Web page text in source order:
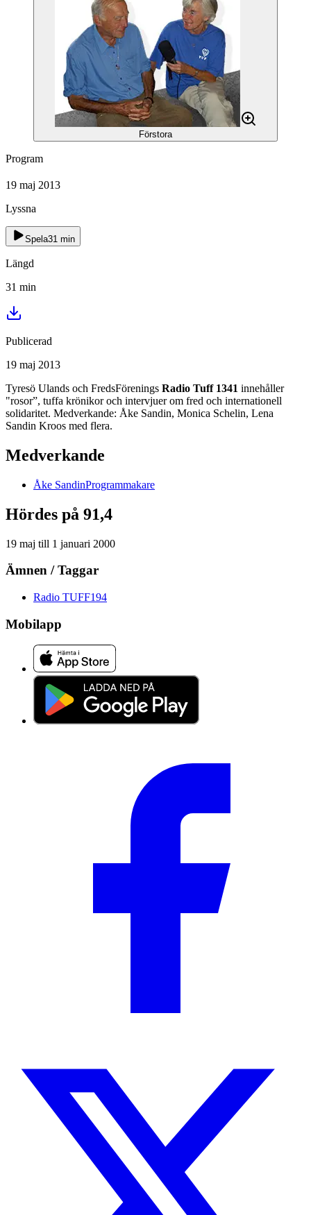
Förstora
Program
19 maj 2013
Lyssna
Spela31 min
Längd
31 min
Publicerad
19 maj 2013
Tyresö Ulands och FredsFörenings Radio Tuff 1341 innehåller
"rosor”, tuffa krönikor och intervjuer om fred och internationell
solidaritet. Medverkande: Åke Sandin, Monica Schelin, Lena
Sandin Kroos med flera.
Medverkande
Åke SandinProgrammakare
Hördes på 91,4
19 maj till 1 januari 2000
Ämnen / Taggar
Radio TUFF194
Mobilapp